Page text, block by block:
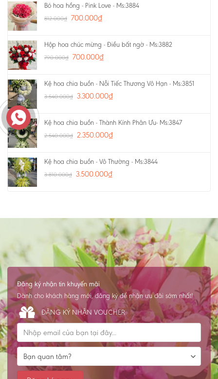
Bó hoa hồng - Pink Love - Ms:3884
812.000₫ 700.000₫
Hộp hoa chúc mừng - Điều bất ngờ - Ms:3882
790.000₫ 700.000₫
Kệ hoa chia buồn - Nỗi Tiếc Thương Vô Hạn - Ms:3851
3.540.000₫ 3.300.000₫
Kệ hoa chia buồn - Thành Kính Phân Ưu- Ms:3847
2.540.000₫ 2.350.000₫
Kệ hoa chia buồn - Vô Thường - Ms:3844
3.810.000₫ 3.500.000₫
Đăng ký nhận tin khuyến mãi
Dành cho khách hàng mới, đăng ký để nhận ưu đãi sớm nhất!
ĐĂNG KÝ NHẬN VOUCHER